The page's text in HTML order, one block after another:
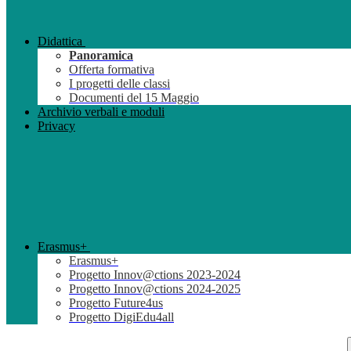
Didattica
Panoramica
Offerta formativa
I progetti delle classi
Documenti del 15 Maggio
Archivio verbali e moduli
Privacy
Erasmus+
Erasmus+
Progetto Innov@ctions 2023-2024
Progetto Innov@ctions 2024-2025
Progetto Future4us
Progetto DigiEdu4all